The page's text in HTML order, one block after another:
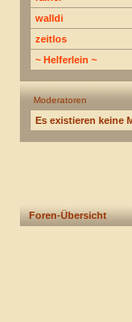
walldi
zeitlos
~ Helferlein ~
Moderatoren
Es existieren keine
Foren-Übersicht